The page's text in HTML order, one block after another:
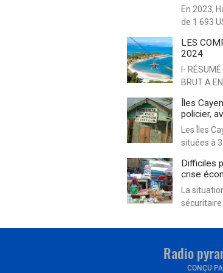
En 2023,
de 1 693
LES
2024
I-
BRUT A
Îles
policier,
Les Îles
situées à
Difficiles
crise
La
Radio
CONÇU